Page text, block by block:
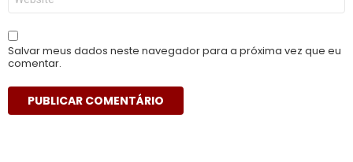
Salvar meus dados neste navegador para a próxima vez que eu
comentar.